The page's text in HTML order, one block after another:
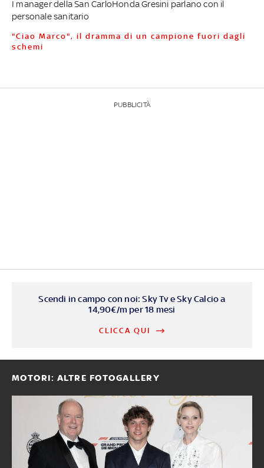
I manager della San CarloHonda Gresini parlano con il
personale sanitario
"Ciao Marco", il dramma di un campione fuori dagli
schemi
PUBBLICITÀ
Scendi in campo con noi: Sky Tv e Sky Calcio a
14,90€/m per 18 mesi
CLICCA QUI
MOTORI: ALTRE FOTOGALLERY